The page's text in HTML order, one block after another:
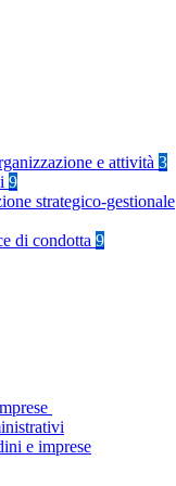
e attività 3
9
strategico-gestionale
di condotta 9
e imprese